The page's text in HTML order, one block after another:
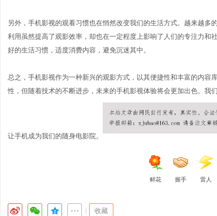
另外，手机影视的观看习惯也在悄然改变我们的生活方式。越来越
利用虽然提高了观影效率，却也在一定程度上影响了人们的专注力和
好的生活习惯，适度消费内容，避免沉迷其中。
总之，手机影视作为一种新兴的观影方式，以其便捷性和丰富的内
性，但随着技术的不断进步，未来的手机影视体验将会更加出色。我
让手机成为我们的随身电影院。
鲜花 握手 雷人
收藏